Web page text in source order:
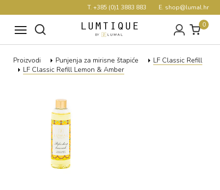
T. +385 (0)1 3883 883 E. shop@lumal.hr
0
Proizvodi Punjenja za mirisne štapiće
LF Classic Refill
LF Classic Refill Lemon & Amber